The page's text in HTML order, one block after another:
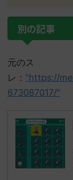
別の記事
元のス
レ： "https://
673087017/"